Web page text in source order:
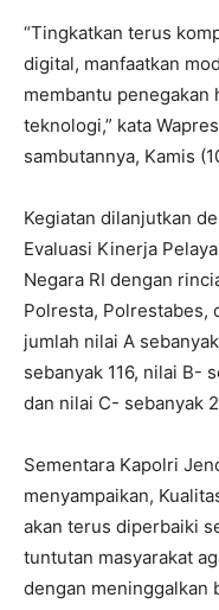
“Tingkatkan terus
digital, manfaatkan
membantu penegakan
teknologi,” kata
sambutannya, Kamis
Kegiatan dilanjutkan
Evaluasi Kinerja
Negara RI dengan
Polresta, Polrestabes,
jumlah nilai A
sebanyak 116, nilai B-
dan nilai C- sebanyak
Sementara Kapolri
menyampaikan,
akan terus diperbaiki
tuntutan masyarakat
dengan meninggalkan